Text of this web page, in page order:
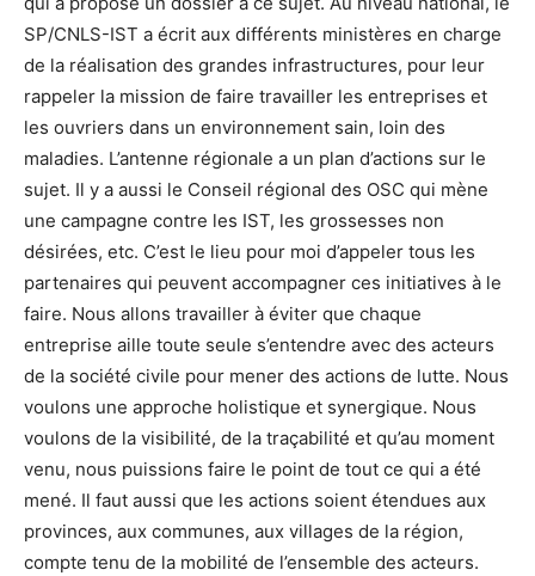
SP/CNLS-IST a écrit aux différents ministères en charge
de la réalisation des grandes infrastructures, pour leur
rappeler la mission de faire travailler les entreprises et
les ouvriers dans un environnement sain, loin des
maladies. L’antenne régionale a un plan d’actions sur le
sujet. Il y a aussi le Conseil régional des OSC qui mène
une campagne contre les IST, les grossesses non
désirées, etc. C’est le lieu pour moi d’appeler tous les
partenaires qui peuvent accompagner ces initiatives à le
faire. Nous allons travailler à éviter que chaque
entreprise aille toute seule s’entendre avec des acteurs
de la société civile pour mener des actions de lutte. Nous
voulons une approche holistique et synergique. Nous
voulons de la visibilité, de la traçabilité et qu’au moment
venu, nous puissions faire le point de tout ce qui a été
mené. Il faut aussi que les actions soient étendues aux
provinces, aux communes, aux villages de la région,
compte tenu de la mobilité de l’ensemble des acteurs.